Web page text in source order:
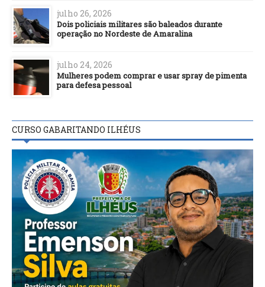
julho 26, 2026
Dois policiais militares são baleados durante
operação no Nordeste de Amaralina
julho 24, 2026
Mulheres podem comprar e usar spray de pimenta
para defesa pessoal
CURSO GABARITANDO ILHÉUS